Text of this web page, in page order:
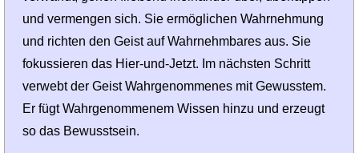
und vermengen sich. Sie ermöglichen Wahrnehmung
und richten den Geist auf Wahrnehmbares aus. Sie
fokussieren das Hier-und-Jetzt. Im nächsten Schritt
verwebt der Geist Wahrgenommenes mit Gewusstem.
Er fügt Wahrgenom­menem Wissen hinzu und erzeugt
so das Bewusstsein.